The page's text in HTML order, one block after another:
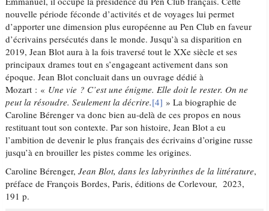
nouvelle période féconde d’activités et de voyages lui permet
d’apporter une dimension plus européenne au Pen Club en faveur
d’écrivains persécutés dans le monde. Jusqu’à sa disparition en
2019, Jean Blot aura à la fois traversé tout le XXe siècle et ses
principaux drames tout en s’engageant activement dans son
époque. Jean Blot concluait dans un ouvrage dédié à
Mozart : « Une vie ? C’est une énigme. Elle doit le rester. On ne
peut la résoudre. Seulement la décrire.[4] » La biographie de
Caroline Bérenger va donc bien au-delà de ces propos en nous
restituant tout son contexte. Par son histoire, Jean Blot a eu
l’ambition de devenir le plus français des écrivains d’origine russe
jusqu’à en brouiller les pistes comme les origines.
Caroline Bérenger,Jean Blot, dans les labyrinthes de la littérature,
préface de François Bordes, Paris, éditions de Corlevour, 2023,
191 p.